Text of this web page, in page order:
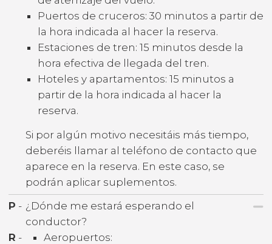
Puertos de cruceros: 30 minutos a partir de
la hora indicada al hacer la reserva.
Estaciones de tren: 15 minutos desde la
hora efectiva de llegada del tren.
Hoteles y apartamentos: 15 minutos a
partir de la hora indicada al hacer la
reserva.
Si por algún motivo necesitáis más tiempo,
deberéis llamar al teléfono de contacto que
aparece en la reserva. En este caso, se
podrán aplicar suplementos.
P - ¿Dónde me estará esperando el
conductor?
R -
Aeropuertos: